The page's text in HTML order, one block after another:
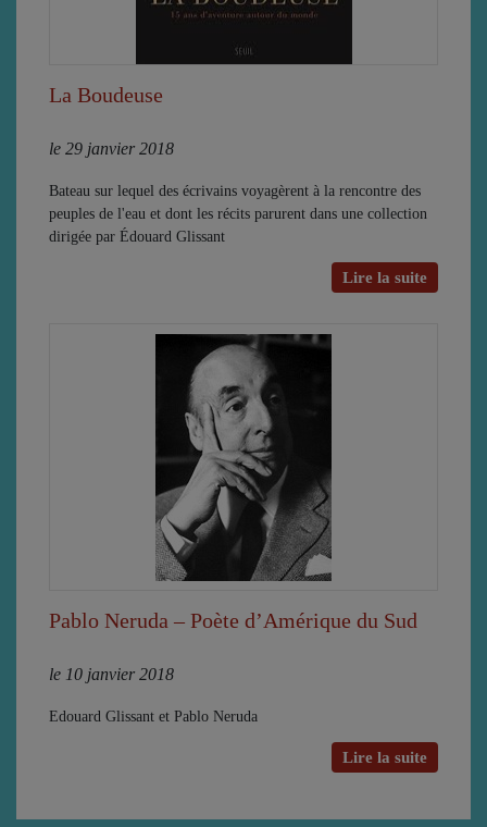
La Boudeuse
le 29 janvier 2018
Bateau sur lequel des écrivains voyagèrent à la rencontre des
peuples de l'eau et dont les récits parurent dans une collection
dirigée par Édouard Glissant
Lire la suite
Pablo Neruda – Poète d’Amérique du Sud
le 10 janvier 2018
Edouard Glissant et Pablo Neruda
Lire la suite